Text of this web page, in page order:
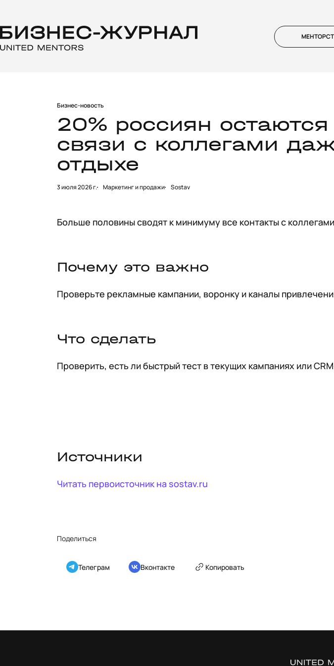
Бизнес-новость
20% россиян
связи с коллегами
отдыхе
3 июля 2026 г. Маркетинг и продажи Sostav
Больше половины сводят к минимуму все контакты с коллегами
Почему это важно
Проверьте рекламные кампании, воронку и каналы
Что сделать
Проверить, есть ли быстрый тест в текущих кампаниях или
Источники
Читать первоисточник на sostav.ru
Поделиться
Телеграм Вконтакте Копировать